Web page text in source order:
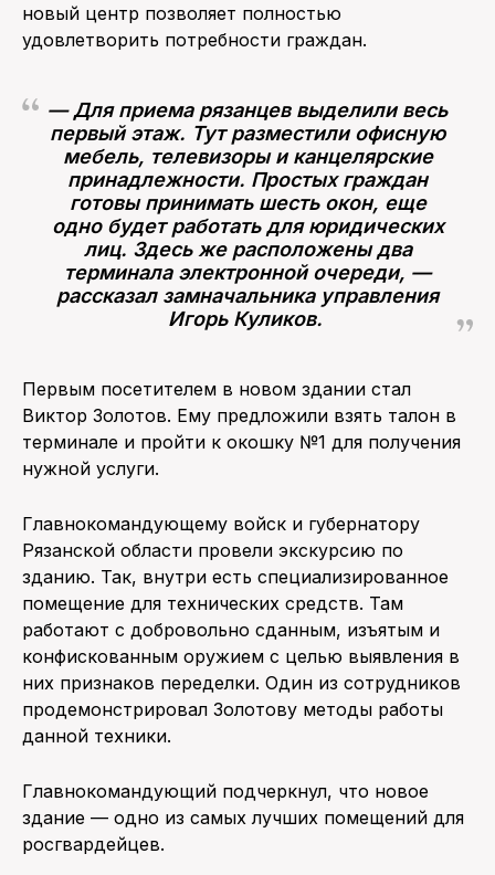
новый центр позволяет полностью
удовлетворить потребности граждан.
— Для приема рязанцев выделили весь
первый этаж. Тут разместили офисную
мебель, телевизоры и канцелярские
принадлежности. Простых граждан
готовы принимать шесть окон, еще
одно будет работать для юридических
лиц. Здесь же расположены два
терминала электронной очереди, —
рассказал замначальника управления
Игорь Куликов.
Первым посетителем в новом здании стал
Виктор Золотов. Ему предложили взять талон в
терминале и пройти к окошку №1 для получения
нужной услуги.
Главнокомандующему войск и губернатору
Рязанской области провели экскурсию по
зданию. Так, внутри есть специализированное
помещение для технических средств. Там
работают с добровольно сданным, изъятым и
конфискованным оружием с целью выявления в
них признаков переделки. Один из сотрудников
продемонстрировал Золотову методы работы
данной техники.
Главнокомандующий подчеркнул, что новое
здание — одно из самых лучших помещений для
росгвардейцев.